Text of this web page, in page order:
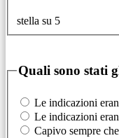
stella su 5
Quali sono stati
Le indicazioni
Le indicazioni
Capivo sempre